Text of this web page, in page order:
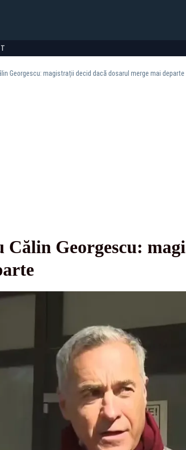
Georgescu: magistrații decid dacă dosarul merge mai departe
Georgescu: